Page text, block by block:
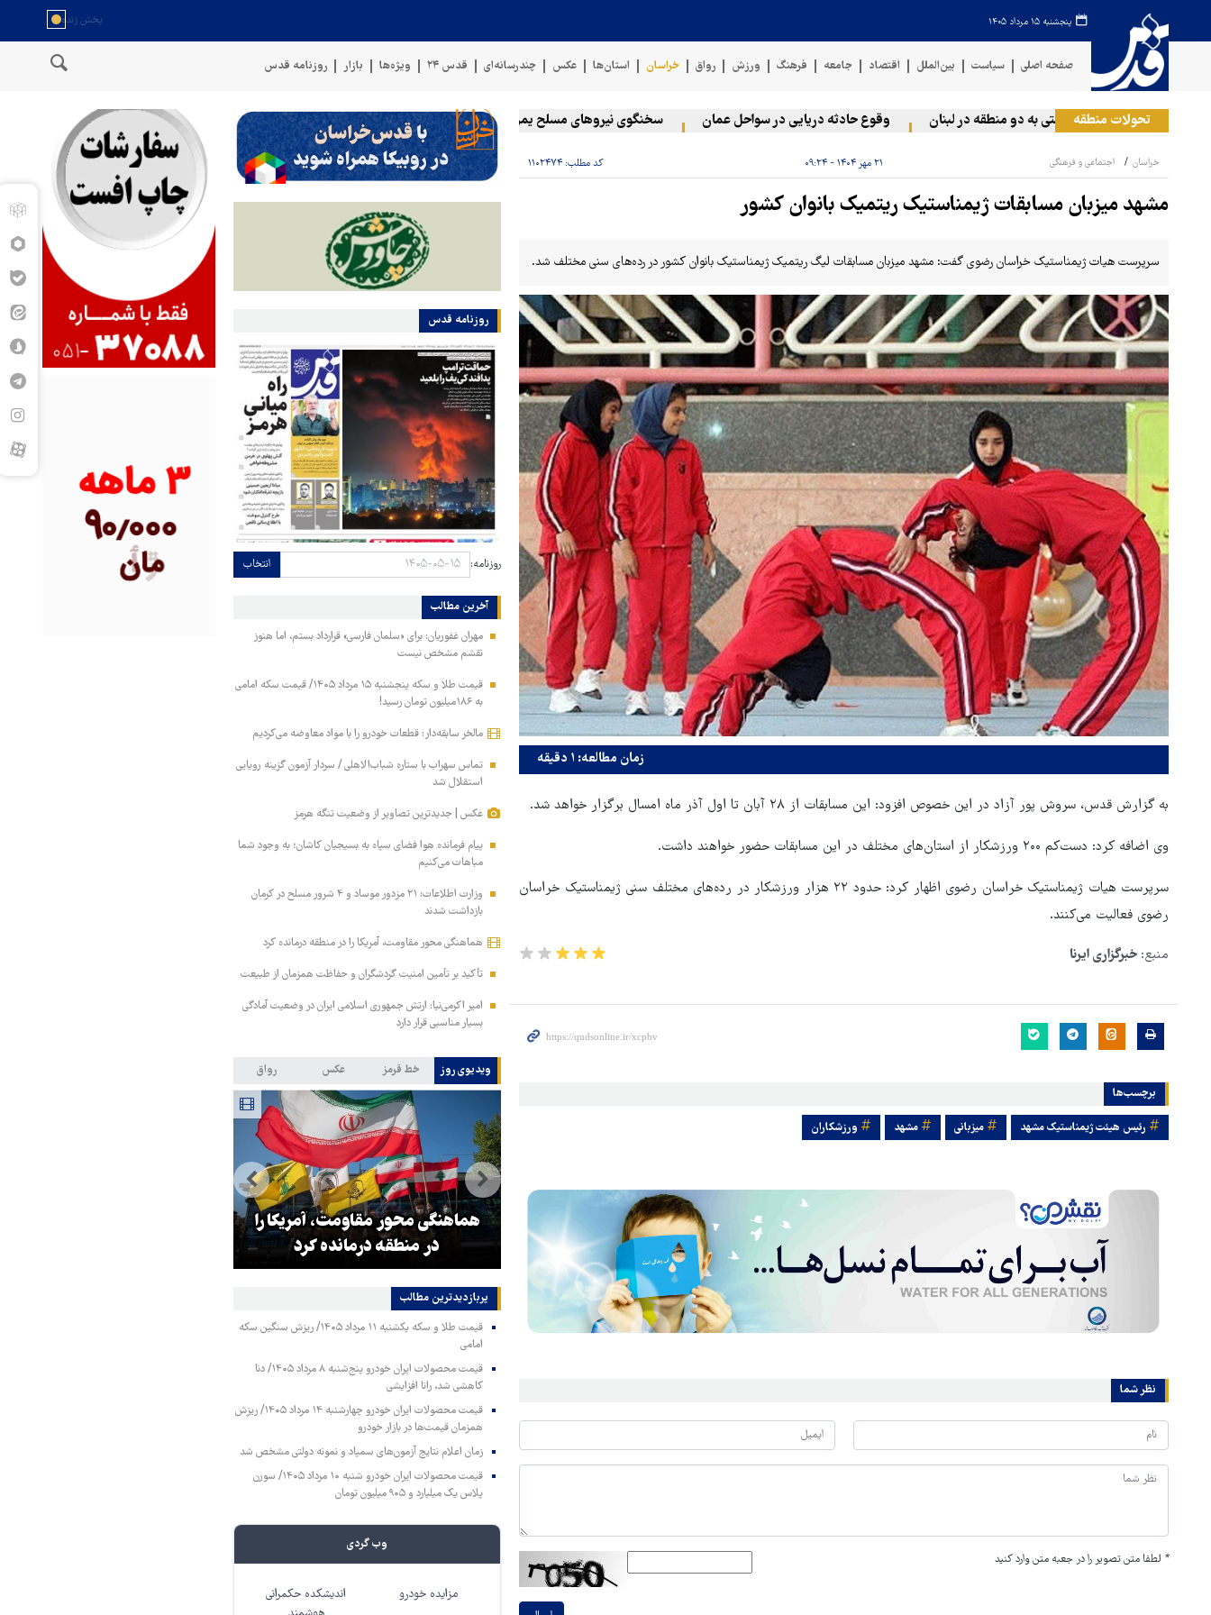
پنجشنبه ۱۵ مرداد ۱۴۰۵
صفحه اصلی سیاست بین‌الملل اقتصاد جامعه فرهنگ ورزش رواق خراسان استان‌ها عکس چندرسانه‌ای قدس ۲۴ ویژه‌ها بازار روزنامه قدس
تحولات منطقه
حمله رژیم صهیونیستی به دو منطقه در لبنان وقوع حادثه دریایی در سواحل عمان سخنگوی نیروهای مسلح یمن: کشتی نفتی عربستان را با موشک بالستیک هدف قرار دادیم پنتاگون: ۶۸۷ نظامی آمریکایی در درگیری با ایران زخمی شدند
خراسان اجتماعی و فرهنگی ۲۱ مهر ۱۴۰۴ - ۰۹:۲۴ کد مطلب: ۱۱۰۲۴۷۴
مشهد میزبان مسابقات ژیمناستیک ریتمیک بانوان کشور
سرپرست هیات ژیمناستیک خراسان رضوی گفت: مشهد میزبان مسابقات لیگ ریتمیک ژیمناستیک بانوان کشور در رده‌های سنی مختلف شد.
زمان مطالعه: ۱ دقیقه
به گزارش قدس، سروش پور آزاد در این خصوص افزود: این مسابقات از ۲۸ آبان تا اول آذر ماه امسال برگزار خواهد شد.
وی اضافه کرد: دست‌کم ۲۰۰ ورزشکار از استان‌های مختلف در این مسابقات حضور خواهند داشت.
سرپرست هیات ژیمناستیک خراسان رضوی اظهار کرد: حدود ۲۲ هزار ورزشکار در رده‌های مختلف سنی ژیمناستیک خراسان
رضوی فعالیت می‌کنند.
منبع: خبرگزاری ایرنا
برچسب‌ها
رئیس هیئت ژیمناستیک مشهد میزبانی مشهد ورزشکاران
نظر شما
* لطفا متن تصویر را در جعبه متن وارد کنید
روزنامه قدس
روزنامه: انتخاب
آخرین مطالب
مهران غفوریان: برای «سلمان فارسی» قرارداد بستم، اما هنوز
نقشم مشخص نیست
قیمت طلا و سکه پنجشنبه ۱۵ مرداد ۱۴۰۵/ قیمت سکه امامی
به ۱۸۶میلیون تومان رسید!
مالخر سابقه‌دار: قطعات خودرو را با مواد معاوضه می‌کردیم
تماس سهراب با ستاره شباب‌الاهلی / سردار آزمون گزینه رویایی
استقلال شد
عکس | جدیدترین تصاویر از وضعیت تنگه هرمز
پیام فرمانده هوا فضای سپاه به بسیجیان کاشان؛ به وجود شما
مباهات می‌کنیم
وزارت اطلاعات: ۲۱ مزدور موساد و ۴ شرور مسلح در کرمان
بازداشت شدند
هماهنگی محور مقاومت، آمریکا را در منطقه درمانده کرد
تأکید بر تأمین امنیت گردشگران و حفاظت همزمان از طبیعت
امیر اکرمی‌نیا: ارتش جمهوری اسلامی ایران در وضعیت آمادگی
بسیار مناسبی قرار دارد
ویدیوی روز خط قرمز عکس رواق
ابراز نگرانی مقامات رژیم
صهیونیستی از جهش آمارهای فرار
مردم از اسرائیل!
هماهنگی محور مقاومت، آمریکا را
در منطقه درمانده کرد
پربازدیدترین‌ مطالب
قیمت طلا و سکه یکشنبه ۱۱ مرداد ۱۴۰۵/ ریزش سنگین سکه
امامی
قیمت محصولات ایران خودرو پنج‌شنبه ۸ مرداد ۱۴۰۵/ دنا
کاهشی شد، رانا افزایشی
قیمت محصولات ایران خودرو چهارشنبه ۱۴ مرداد ۱۴۰۵/ ریزش
همزمان قیمت‌ها در بازار خودرو
زمان اعلام نتایج آزمون‌های سمپاد و نمونه دولتی مشخص شد
قیمت محصولات ایران خودرو شنبه ۱۰ مرداد ۱۴۰۵/ سورن
پلاس یک میلیارد و ۹۰۵ میلیون تومان
IM LS7 لوکس ترین شاسی بلند برقی ایران
ثبت درخواست